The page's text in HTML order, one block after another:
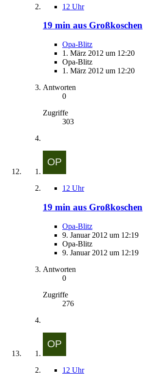
12 Uhr
19 min aus Großkoschen
Opa-Blitz
1. März 2012 um 12:20
Opa-Blitz
1. März 2012 um 12:20
Antworten
0
Zugriffe
303
12 Uhr
19 min aus Großkoschen
Opa-Blitz
9. Januar 2012 um 12:19
Opa-Blitz
9. Januar 2012 um 12:19
Antworten
0
Zugriffe
276
12 Uhr